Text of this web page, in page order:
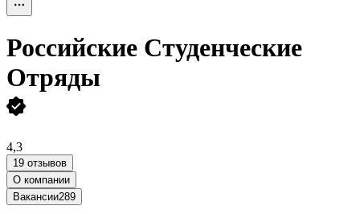
Российские Студенческие
Отряды
4,3
19 отзывов
О компании
Вакансии289